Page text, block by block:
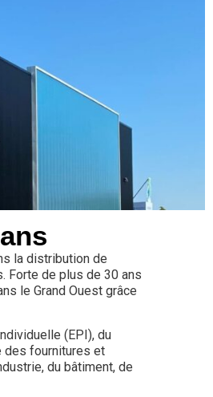
la distribution de
Forte de plus de 30 ans
le Grand Ouest grâce
(EPI), du
des fournitures et
du bâtiment, de